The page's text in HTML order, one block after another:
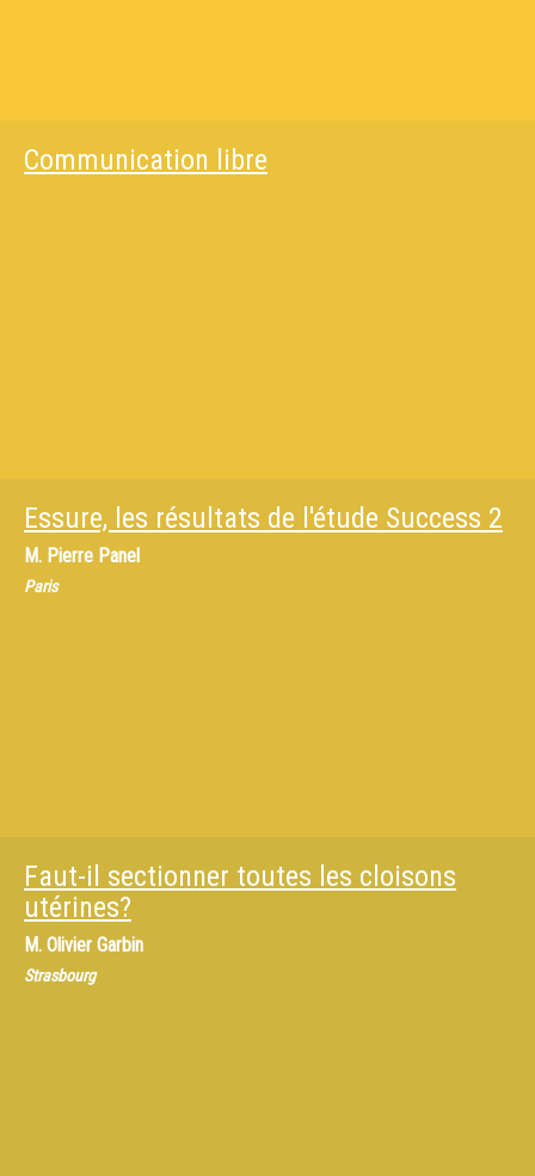
Communication libre
Essure, les résultats de l'étude Success 2
M. Pierre Panel
Paris
Faut-il sectionner toutes les cloisons
utérines?
M. Olivier Garbin
Strasbourg